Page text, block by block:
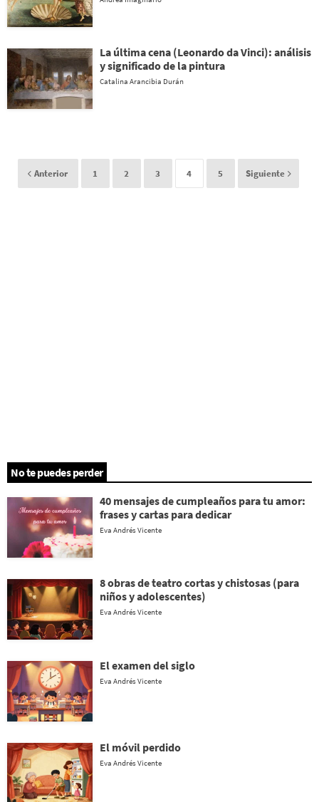
La última cena (Leonardo da Vinci): análisis
y significado de la pintura
Catalina Arancibia Durán
Anterior 1 2 3 4 5 Siguiente
No te puedes perder
40 mensajes de cumpleaños para tu amor:
frases y cartas para dedicar
Eva Andrés Vicente
8 obras de teatro cortas y chistosas (para
niños y adolescentes)
Eva Andrés Vicente
El examen del siglo
Eva Andrés Vicente
El móvil perdido
Eva Andrés Vicente